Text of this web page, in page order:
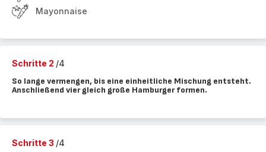
Mayonnaise
Schritte 2 /4
So lange vermengen, bis eine einheitliche Mischung entsteht.
Anschließend vier gleich große Hamburger formen.
Schritte 3 /4